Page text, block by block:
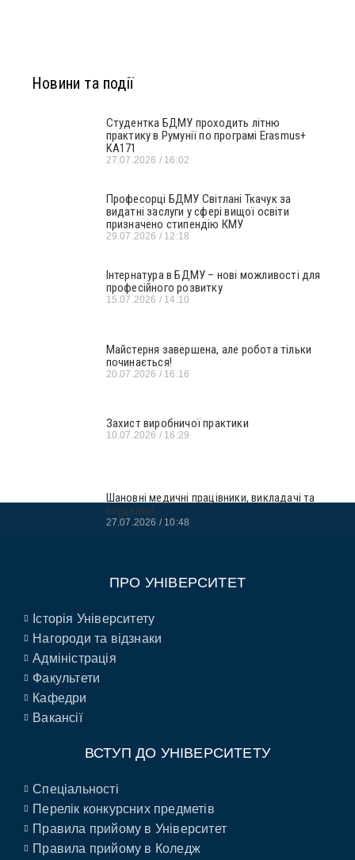
Новини та події
Студентка БДМУ проходить літню
практику в Румунії по програмі Erasmus+
KA171
27.07.2026 16:02
Професорці БДМУ Світлані Ткачук за
видатні заслуги у сфері вищої освіти
призначено стипендію КМУ
29.07.2026 12:18
Інтернатура в БДМУ – нові можливості для
професійного розвитку
15.07.2026 14:10
Майстерня завершена, але робота тільки
починається!
20.07.2026 16:16
Захист виробничої практики
10.07.2026 16:29
Шановні медичні працівники, викладачі та
студенти!
27.07.2026 10:48
ПРО УНІВЕРСИТЕТ
Історія Університету
Нагороди та відзнаки
Адміністрація
Факультети
Кафедри
Вакансії
ВСТУП ДО УНІВЕРСИТЕТУ
Спеціальності
Перелік конкурсних предметів
Правила прийому в Університет
Правила прийому в Коледж